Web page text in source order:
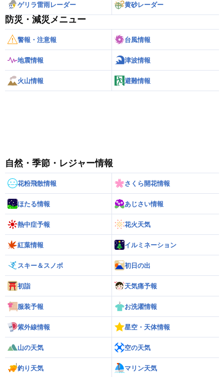
ゲリラ雷雨レーダー 黄砂レーダー
防災・減災メニュー
警報・注意報 台風情報
地震情報 津波情報
火山情報 避難情報
自然・季節・レジャー情報
花粉飛散情報 さくら開花情報
ほたる情報 あじさい情報
熱中症予報 花火天気
紅葉情報 イルミネーション
スキー＆スノボ 初日の出
初詣 天気痛予報
服装予報 お洗濯情報
紫外線情報 星空・天体情報
山の天気 空の天気
釣り天気 マリン天気